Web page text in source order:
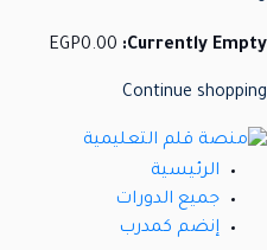
Currently Empty:
EGP0.00
Continue shopping
الرئيسية
جميع الدورات
إنضم كمدرب